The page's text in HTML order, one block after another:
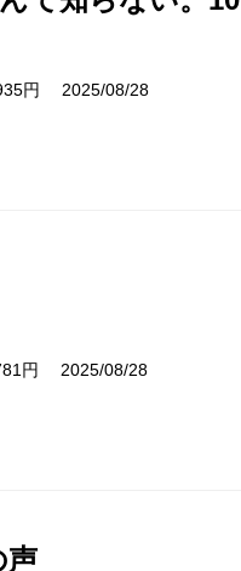
円 2025/08/28
円 2025/08/28
声